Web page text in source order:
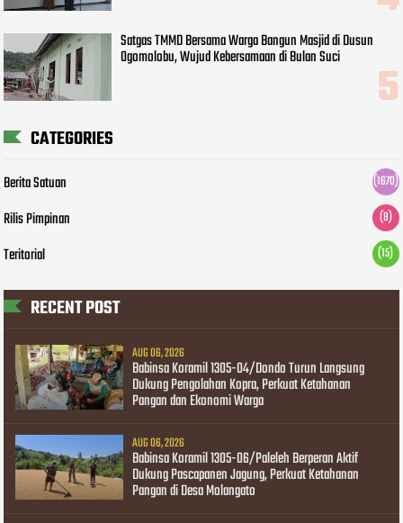
Satgas TMMD Bersama Warga Bangun Masjid di Dusun
Ogomolobu, Wujud Kebersamaan di Bulan Suci
CATEGORIES
Berita Satuan (1670)
Rilis Pimpinan (8)
Teritorial (15)
RECENT POST
AUG 06, 2026
Babinsa Koramil 1305-04/Dondo Turun Langsung
Dukung Pengolahan Kopra, Perkuat Ketahanan
Pangan dan Ekonomi Warga
AUG 06, 2026
Babinsa Koramil 1305-06/Paleleh Berperan Aktif
Dukung Pascapanen Jagung, Perkuat Ketahanan
Pangan di Desa Molangato